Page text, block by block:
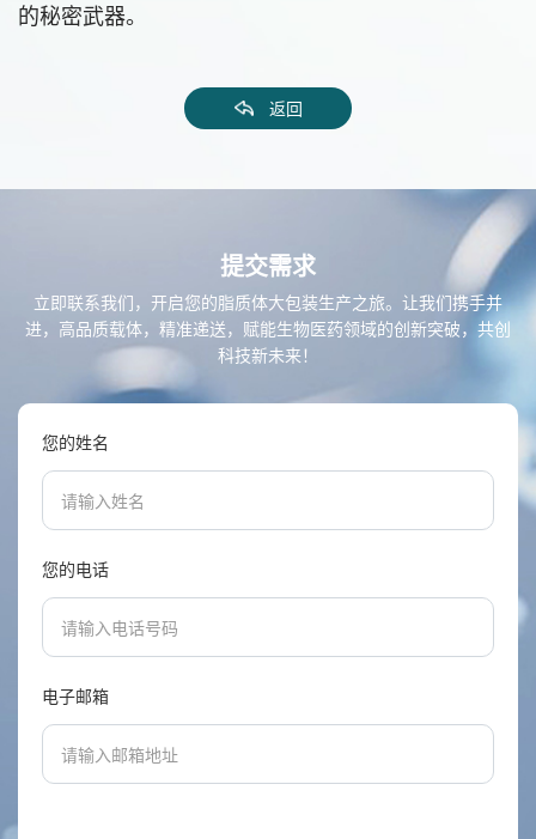
的秘密武器。
返回
提交需求
立即联系我们，开启您的脂质体大包装生产之旅。让我们携手并
进，高品质载体，精准递送，赋能生物医药领域的创新突破，共创
科技新未来！
您的姓名
您的电话
电子邮箱